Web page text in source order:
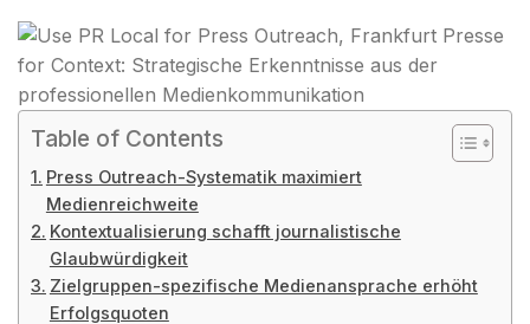
Table of Contents
Press Outreach-Systematik maximiert
Medienreichweite
Kontextualisierung schafft journalistische
Glaubwürdigkeit
Zielgruppen-spezifische Medienansprache erhöht
Erfolgsquoten